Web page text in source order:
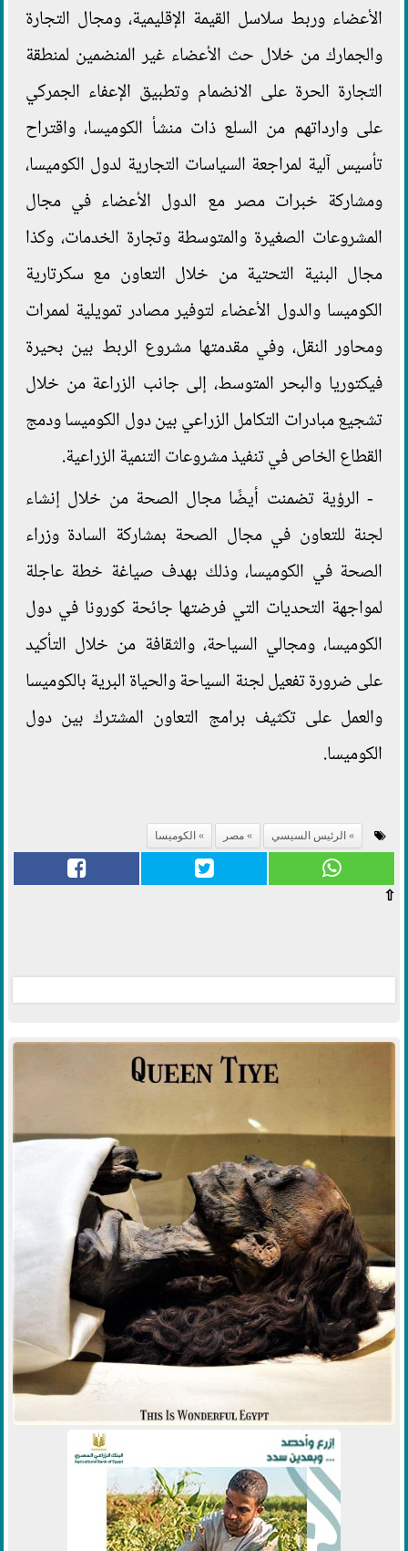
الأعضاء وربط سلاسل القيمة الإقليمية، ومجال التجارة
والجمارك من خلال حث الأعضاء غير المنضمين لمنطقة
التجارة الحرة على الانضمام وتطبيق الإعفاء الجمركي
على وارداتهم من السلع ذات منشأ الكوميسا، واقتراح
تأسيس آلية لمراجعة السياسات التجارية لدول الكوميسا،
ومشاركة خبرات مصر مع الدول الأعضاء في مجال
المشروعات الصغيرة والمتوسطة وتجارة الخدمات، وكذا
مجال البنية التحتية من خلال التعاون مع سكرتارية
الكوميسا والدول الأعضاء لتوفير مصادر تمويلية لممرات
ومحاور النقل، وفي مقدمتها مشروع الربط بين بحيرة
فيكتوريا والبحر المتوسط، إلى جانب الزراعة من خلال
تشجيع مبادرات التكامل الزراعي بين دول الكوميسا ودمج
القطاع الخاص في تنفيذ مشروعات التنمية الزراعية.
- الرؤية تضمنت أيضًا مجال الصحة من خلال إنشاء
لجنة للتعاون في مجال الصحة بمشاركة السادة وزراء
الصحة في الكوميسا، وذلك بهدف صياغة خطة عاجلة
لمواجهة التحديات التي فرضتها جائحة كورونا في دول
الكوميسا، ومجالي السياحة، والثقافة من خلال التأكيد
على ضرورة تفعيل لجنة السياحة والحياة البرية بالكوميسا
والعمل على تكثيف برامج التعاون المشترك بين دول
الكوميسا.
الرئيس السيسي مصر الكوميسا
⇧